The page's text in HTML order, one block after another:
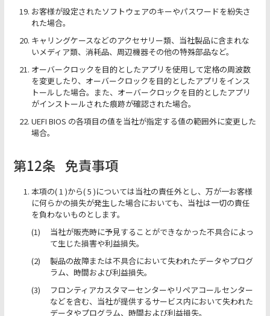
お客様が設定されたソフトウェアのキーやパスワードを紛失さ
れた場合。
キャリングケースなどのアクセサリー類、当社製品に含まれな
いメディア類、消耗品、周辺機器その他の特殊部品など。
オーバークロックを目的としたアプリを使用して定格の周波数
を変更したり、オーバークロックを目的としたアプリをインス
トールした場合。また、オーバークロックを目的としたアプリ
がインストールされた痕跡が確認された場合。
UEFI BIOS の各項目の値を当社が指定する値の範囲外に変更した
場合。
第12条 免責事項
本項の( 1 )から( 5 )については当社の責任外とし、万が一お客様
に何らかの損失が発生した場合においても、当社は一切の責任
を負わないものとします。
当社が販売時に予見することができなかった不具合によっ
て生じた損害や利益損失。
製品の故障または不具合において失われたデータやプログ
ラム、時間および利益損失。
フロンティアカスタマーセンターやリペアコールセンター
などを含む、当社が提供するサービス内において失われた
データやプログラム、時間および利益損失。